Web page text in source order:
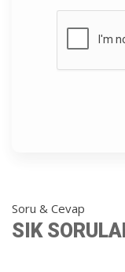
Soru & Cevap
SIK